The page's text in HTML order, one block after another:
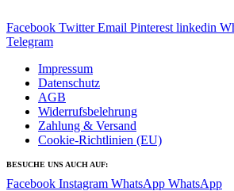
Facebook Twitter Email Pinterest linkedin
Telegram
Impressum
Datenschutz
AGB
Widerrufsbelehrung
Zahlung & Versand
Cookie-Richtlinien (EU)
BESUCHE UNS AUCH AUF:
Facebook Instagram WhatsApp WhatsApp